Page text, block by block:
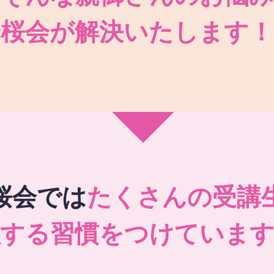
会が解決いたします！
会ではたくさんの受講
る習慣をつけています